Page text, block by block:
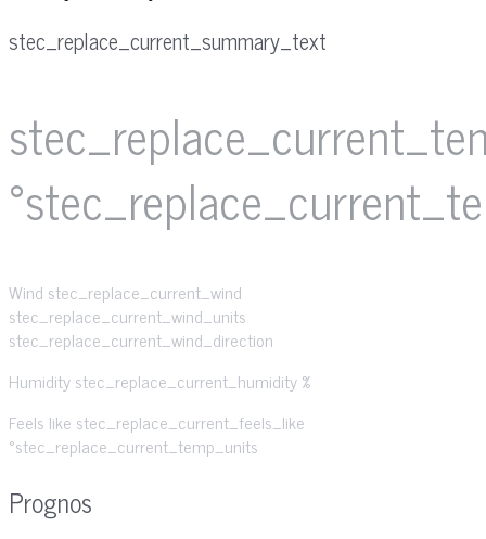
stec_replace_current_summary_text
Wind stec_replace_current_wind
stec_replace_current_wind_units
stec_replace_current_wind_direction
Humiditystec_replace_current_humidity %
Feels like stec_replace_current_feels_like
°stec_replace_current_temp_units
Prognos